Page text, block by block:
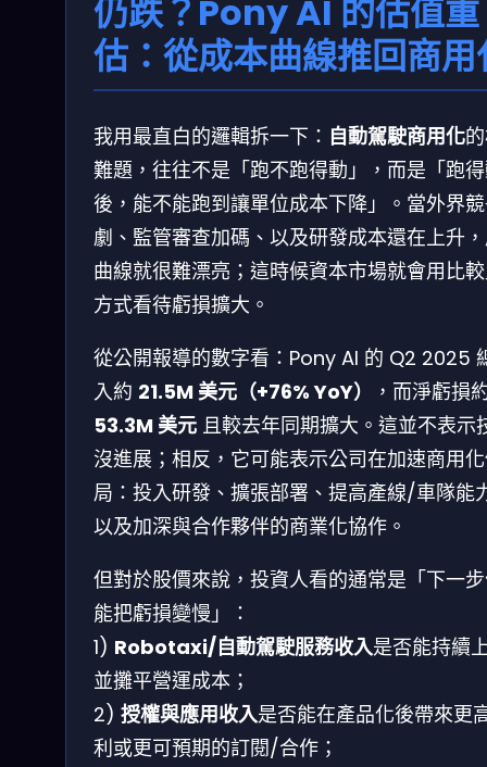
仍跌？Pony AI 的估值重
估：從成本曲線推回商用
我用最直白的邏輯拆一下： 自動駕駛商用化
難題，往往不是「跑不跑得動」，而是「跑
後，能不能跑到讓單位成本下降」。當外界
劇、監管審查加碼、以及研發成本還在上升
曲線就很難漂亮；這時候資本市場就會用比
方式看待虧損擴大。
從公開報導的數字看：Pony AI 的 Q2 2025
入約 21.5M 美元（+76% YoY）
，而淨虧損
53.3M 美元 且較去年同期擴大。這並不表示
沒進展；相反，它可能表示公司在加速商用
局：投入研發、擴張部署、提高產線/車隊能
以及加深與合作夥伴的商業化協作。
但對於股價來說，投資人看的通常是「下一
能把虧損變慢」：
1) Robotaxi/自動駕駛服務收入是否能持續
並攤平營運成本；
2) 授權與應用收入是否能在產品化後帶來更
利或更可預期的訂閱/合作；